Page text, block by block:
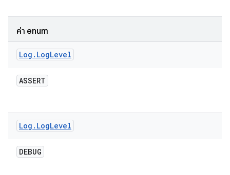
ค่า enum
Log . LogLevel
ASSERT
Log . LogLevel
DEBUG